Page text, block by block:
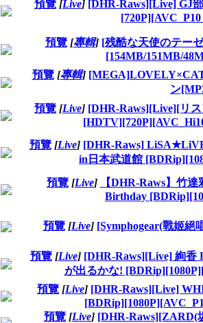
預覽 [Live] [DHR-Raws][Live] GJ
預覽 [專輯] [残酷な天使のテー
[154MB/151MB/
預覽 [專輯]
ン
預覽 [Live] [DHR-Raws][Live][リ
預覽 [Live] [DHR-Raws]
in日本武道館
預覽 [Live]
【DHR-Raws】竹
Birthday
預覽 [Live] [Symphogear(戰姬絕
預覽 [Live] [DHR-Raws][Live] 絢香
が出るかな!
預覽 [Live] [DHR-Raws][Live]
預覽 [Live] [DHR-Raws][ZARD(